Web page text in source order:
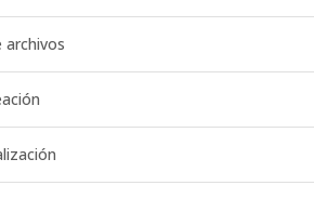
archivos